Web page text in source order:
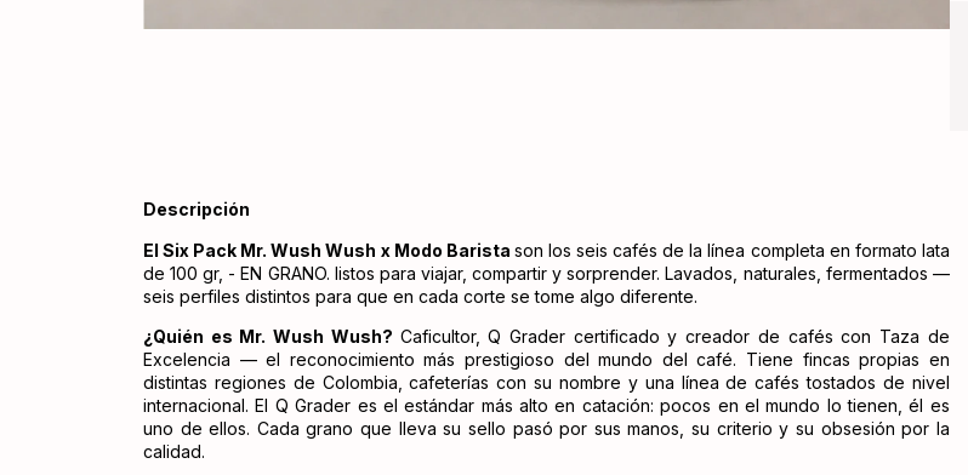
Descripción
El Six Pack Mr. Wush Wush x Modo Barista son los seis cafés de la línea completa en formato lata
de 100 gr, - EN GRANO. listos para viajar, compartir y sorprender. Lavados, naturales, fermentados —
seis perfiles distintos para que en cada corte se tome algo diferente.
¿Quién es Mr. Wush Wush? Caficultor, Q Grader certificado y creador de cafés con Taza de
Excelencia — el reconocimiento más prestigioso del mundo del café. Tiene fincas propias en
distintas regiones de Colombia, cafeterías con su nombre y una línea de cafés tostados de nivel
internacional. El Q Grader es el estándar más alto en catación: pocos en el mundo lo tienen, él es
uno de ellos. Cada grano que lleva su sello pasó por sus manos, su criterio y su obsesión por la
calidad.